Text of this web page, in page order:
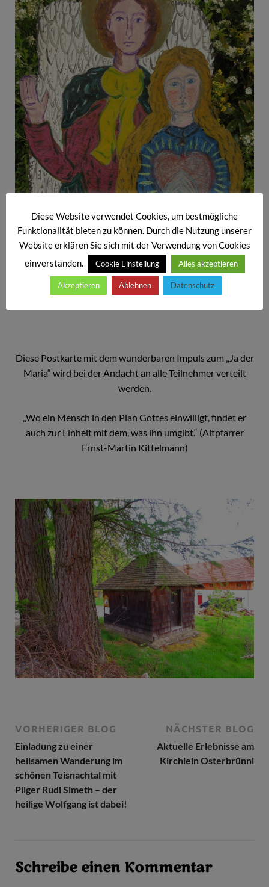
Maria und Engel – eine Blechfigurenkomposition von
Dorothea Stuffer
Diese Postkarte mit dem wunderbaren Impuls zum „Ja der
Maria“ wird bei der Andacht an alle Teilnehmer verteilt
werden.
„Wo ein Mensch in den Plan Gottes einwilligt, findet er
auch zur Einheit mit dem, was ihn umgibt.“ (Altpfarrer
Ernst-Martin Kittelmann)
VORHERIGER BLOG
Einladung zu einer
heilsamen Wanderung im
schönen Teisnachtal mit
Pilger Rudi Simeth – der
heilige Wolfgang ist dabei!
NÄCHSTER BLOG
Aktuelle Erlebnisse am
Kirchlein Osterbrünnl
Schreibe einen Kommentar
Diese Website verwendet Cookies, um bestmögliche
Funktionalität bieten zu können. Durch die Nutzung unserer
Website erklären Sie sich mit der Verwendung von Cookies
einverstanden.
Cookie Einstellung Alles akzeptieren
Akzeptieren Ablehnen Datenschutz